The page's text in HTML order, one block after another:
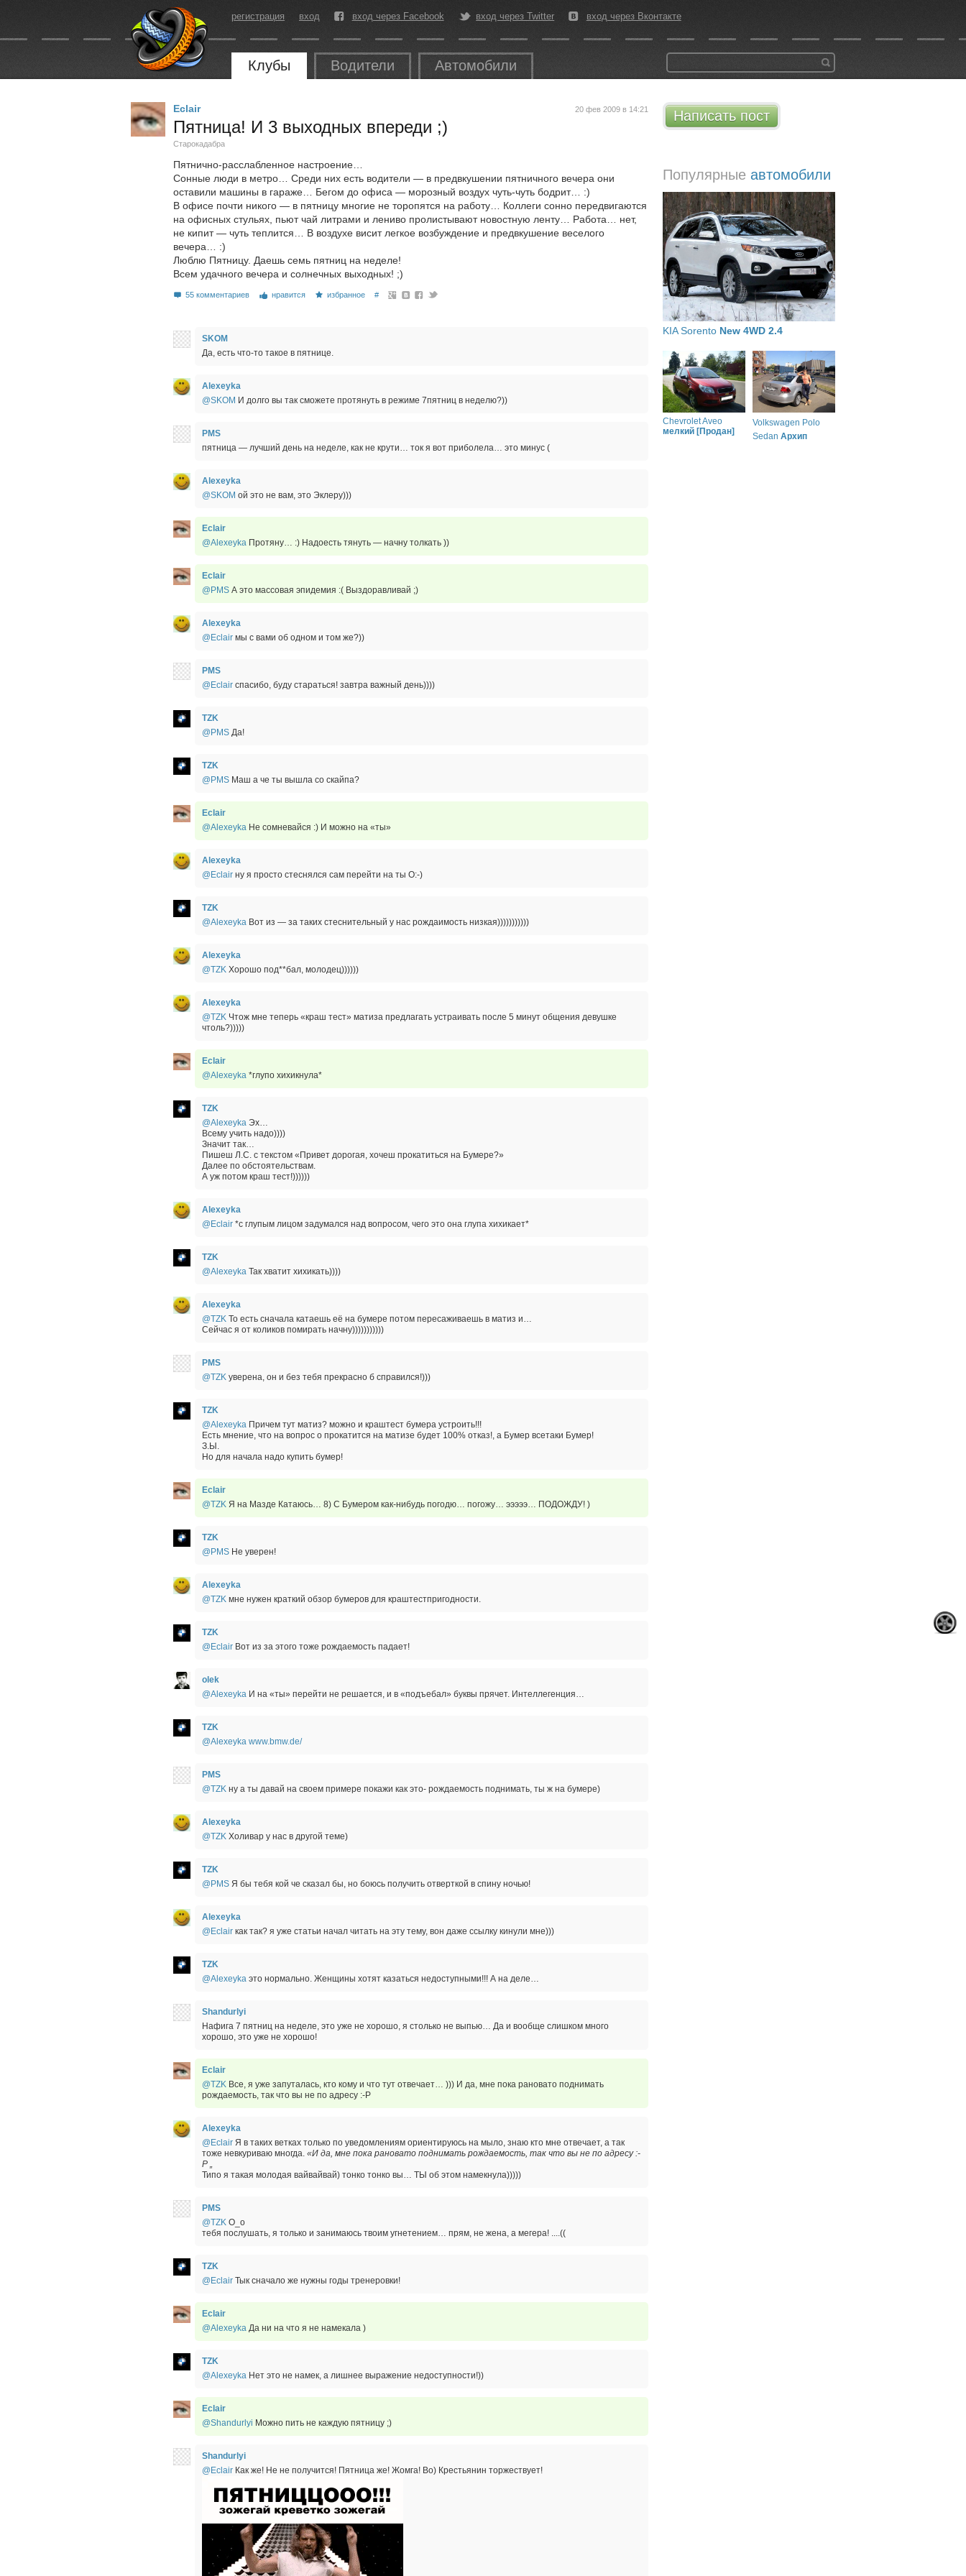
регистрация вход вход через Facebook вход через Twitter вход через Вконтакте
Клубы Водители Автомобили
Написать пост
Популярные автомобили
KIA Sorento New 4WD 2.4
Chevrolet Aveo
мелкий [Продан]
Volkswagen Polo
Sedan Архип
20 фев 2009 в 14:21
Eclair
Пятница! И 3 выходных впереди ;)
Старокадабра
Пятнично-расслабленное настроение…
Сонные люди в метро… Среди них есть водители — в предвкушении пятничного вечера они
оставили машины в гараже… Бегом до офиса — морозный воздух чуть-чуть бодрит… :)
В офисе почти никого — в пятницу многие не торопятся на работу… Коллеги сонно передвигаются
на офисных стульях, пьют чай литрами и лениво пролистывают новостную ленту… Работа… нет,
не кипит — чуть теплится… В воздухе висит легкое возбуждение и предвкушение веселого
вечера… :)
Люблю Пятницу. Даешь семь пятниц на неделе!
Всем удачного вечера и солнечных выходных! ;)
55 комментариев нравится избранное #
SKOM
Да, есть что-то такое в пятнице.
Alexeyka
@SKOM И долго вы так сможете протянуть в режиме 7пятниц в неделю?))
PMS
пятница — лучший день на неделе, как не крути… ток я вот приболела… это минус (
Alexeyka
@SKOM ой это не вам, это Эклеру)))
Eclair
@Alexeyka Протяну… :) Надоесть тянуть — начну толкать ))
Eclair
@PMS А это массовая эпидемия :( Выздоравливай ;)
Alexeyka
@Eclair мы с вами об одном и том же?))
PMS
@Eclair спасибо, буду стараться! завтра важный день))))
TZK
@PMS Да!
TZK
@PMS Маш а че ты вышла со скайпа?
Eclair
@Alexeyka Не сомневайся :) И можно на «ты»
Alexeyka
@Eclair ну я просто стеснялся сам перейти на ты O:-)
TZK
@Alexeyka Вот из — за таких стеснительный у нас рождаимость низкая)))))))))))
Alexeyka
@TZK Хорошо под**бал, молодец))))))
Alexeyka
@TZK Чтож мне теперь «краш тест» матиза предлагать устраивать после 5 минут общения девушке
чтоль?)))))
Eclair
@Alexeyka *глупо хихикнула*
TZK
@Alexeyka Эх…
Всему учить надо))))
Значит так…
Пишеш Л.С. с текстом «Привет дорогая, хочеш прокатиться на Бумере?»
Далее по обстоятельствам.
А уж потом краш тест!))))))
Alexeyka
@Eclair *с глупым лицом задумался над вопросом, чего это она глупа хихикает*
TZK
@Alexeyka Так хватит хихикать))))
Alexeyka
@TZK То есть сначала катаешь её на бумере потом пересаживаешь в матиз и…
Сейчас я от коликов помирать начну)))))))))))
PMS
@TZK уверена, он и без тебя прекрасно б справился!)))
TZK
@Alexeyka Причем тут матиз? можно и краштест бумера устроить!!!
Есть мнение, что на вопрос о прокатится на матизе будет 100% отказ!, а Бумер всетаки Бумер!
З.Ы.
Но для начала надо купить бумер!
Eclair
@TZK Я на Мазде Катаюсь… 8) С Бумером как-нибудь погодю… погожу… эээээ… ПОДОЖДУ! )
TZK
@PMS Не уверен!
Alexeyka
@TZK мне нужен краткий обзор бумеров для краштестпригодности.
TZK
@Eclair Вот из за этого тоже рождаемость падает!
olek
@Alexeyka И на «ты» перейти не решается, и в «подъебал» буквы прячет. Интеллегенция…
TZK
@Alexeyka www.bmw.de/
PMS
@TZK ну а ты давай на своем примере покажи как это- рождаемость поднимать, ты ж на бумере)
Alexeyka
@TZK Холивар у нас в другой теме)
TZK
@PMS Я бы тебя кой че сказал бы, но боюсь получить отверткой в спину ночью!
Alexeyka
@Eclair как так? я уже статьи начал читать на эту тему, вон даже ссылку кинули мне)))
TZK
@Alexeyka это нормально. Женщины хотят казаться недоступными!!! А на деле…
Shandurlyi
Нафига 7 пятниц на неделе, это уже не хорошо, я столько не выпью… Да и вообще слишком много
хорошо, это уже не хорошо!
Eclair
@TZK Все, я уже запуталась, кто кому и что тут отвечает… ))) И да, мне пока рановато поднимать
рождаемость, так что вы не по адресу :-P
Alexeyka
@Eclair Я в таких ветках только по уведомлениям ориентируюсь на мыло, знаю кто мне отвечает, а так
тоже невкуриваю многда. «И да, мне пока рановато поднимать рождаемость, так что вы не по адресу :-
P „
Типо я такая молодая вайвайвай) тонко тонко вы… ТЫ об этом намекнула)))))
PMS
@TZK О_о
тебя послушать, я только и занимаюсь твоим угнетением… прям, не жена, а мегера! ....((
TZK
@Eclair Тык сначало же нужны годы тренеровки!
Eclair
@Alexeyka Да ни на что я не намекала )
TZK
@Alexeyka Нет это не намек, а лишнее выражение недоступности!))
Eclair
@Shandurlyi Можно пить не каждую пятницу ;)
Shandurlyi
@Eclair Как же! Не не получится! Пятница же! Жомга! Во) Крестьянин торжествует!